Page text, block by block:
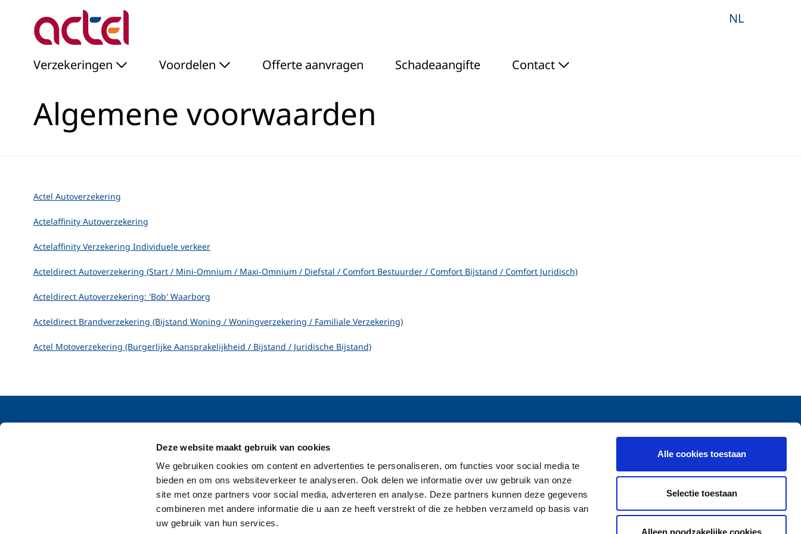
Deze website maakt gebruik van cookies
We gebruiken cookies om content en advertenties te personaliseren, om functies voor social media te
bieden en om ons websiteverkeer te analyseren. Ook delen we informatie over uw gebruik van onze
site met onze partners voor social media, adverteren en analyse. Deze partners kunnen deze gegevens
combineren met andere informatie die u aan ze heeft verstrekt of die ze hebben verzameld op basis van
uw gebruik van hun services.
Alle cookies toestaan
Selectie toestaan
Alleen noodzakelijke cookies
Skip to Main Content
Algemene voorwaarden - Actel NL
Verzekeringen Voordelen Offerte aanvragen Schadeaangifte Contact
Algemene voorwaarden
Actel Autoverzekering
Actelaffinity Autoverzekering
Actelaffinity Verzekering Individuele verkeer
Acteldirect Autoverzekering (Start / Mini-Omnium / Maxi-Omnium / Diefstal / Comfort Bestuurder / Comfort Bijstand / Comfort Juridisch)
Acteldirect Autoverzekering: 'Bob' Waarborg
Acteldirect Brandverzekering (Bijstand Woning / Woningverzekering / Familiale Verzekering)
Actel Motoverzekering (Burgerlijke Aansprakelijkheid / Bijstand / Juridische Bijstand)
Mini Omnium
Burgerlijke Aansprakelijkheid
Bijkomende verzekeringen
Schade aangeven
Mijn contracten beheren
FAQ
Ontdek onze verzekeringen
Offerte aanvragen